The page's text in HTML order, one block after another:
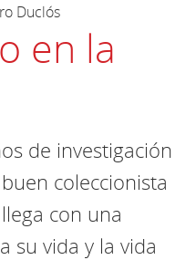
Duclós
en la
de investigación
coleccionista
con una
su vida y la vida